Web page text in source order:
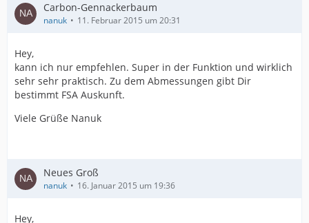
Carbon-Gennackerbaum
nanuk 11. Februar 2015 um 20:31
Hey,
kann ich nur empfehlen. Super in der Funktion und wirklich
sehr sehr praktisch. Zu dem Abmessungen gibt Dir
bestimmt FSA Auskunft.
Viele Grüße Nanuk
Neues Groß
nanuk 16. Januar 2015 um 19:36
Hey,